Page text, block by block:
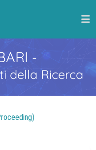
-
della Ricerca